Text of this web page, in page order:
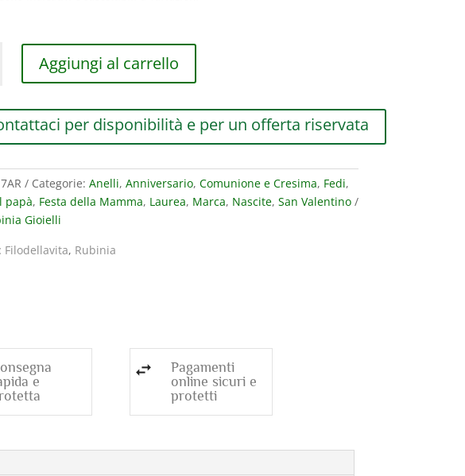
Aggiungi al carrello
per disponibilità e per un offerta riservata
Categorie: Anelli, Anniversario, Comunione e Cresima, Fedi,
papà, Festa della Mamma, Laurea, Marca, Nascite, San Valentino
Gioielli
Filodellavita, Rubinia
e
Pagamenti
online sicuri e
protetti